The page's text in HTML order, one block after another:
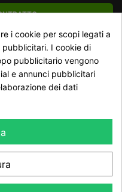
Informativa Privacy e
i cookie per scopi legati a
pubblicitari. I cookie di
pubblicitario vengono
e annunci pubblicitari
dei dati